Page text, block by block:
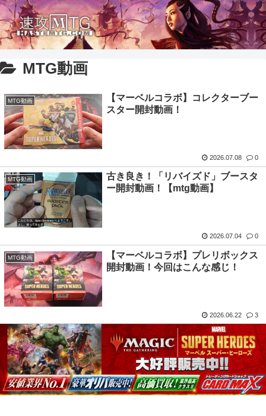
MTG動画
MTG動画
【マーベルコラボ】コレクターブー
スター開封動画！
2026.07.08 0
MTG動画
古き良き！「リバイズド」ブースタ
ー開封動画！【mtg動画】
2026.07.04 0
MTG動画
【マーベルコラボ】プレリボックス
開封動画！今回はこんな感じ！
2026.06.22 3